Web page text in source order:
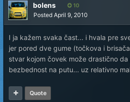
bolens 10
Posted April 9, 2010
I ja kažem svaka čast... i hvala pre
jer pored dve gume (točkova i
stvar kojom čovek može drastično
bezbednost na putu... uz relativno
Quote